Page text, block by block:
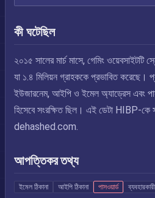
কী ঘটেছিল
২০১৫ সালের মার্চ মাসে, গেমিং ওয়েবসাইটটি
যা ১.৪ মিলিয়ন গ্রাহককে প্রভাবিত করেছে।
ইউজারনেম, আইপি ও ইমেল অ্যাড্রেস এবং
হিসেবে সংরক্ষিত ছিল। এই ডেটা HIBP-কে
dehashed.com.
আপত্তিকর তথ্য
ইমেল ঠিকানা আইপি ঠিকানা পাসওয়ার্ড